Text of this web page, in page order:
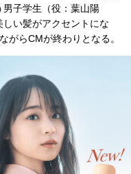
子学生（役：葉山陽
い髪がアクセントにな
がらCMが終わりとなる。